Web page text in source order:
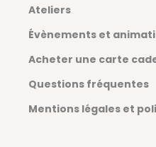
Ateliers
Évènements et
Acheter une carte
Questions fréquentes
Mentions légales et